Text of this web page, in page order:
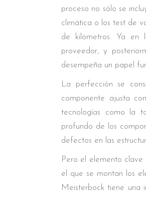
proceso no sólo se
climática o los test de
de kilómetros. Ya en
proveedor, y
desempeña un papel
La perfección se
componente ajusta
tecnologías como la
profundo de los
defectos en las
Pero el elemento
el que se montan los
Meisterbock tiene una